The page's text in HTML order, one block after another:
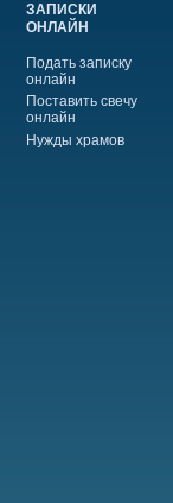
ЗАПИСКИ
ОНЛАЙН
Подать записку
онлайн
Поставить свечу
онлайн
Нужды храмов